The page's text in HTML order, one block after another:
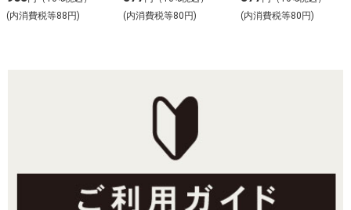
(内消費税等88円)
(内消費税等80円)
(内消費税等80円)